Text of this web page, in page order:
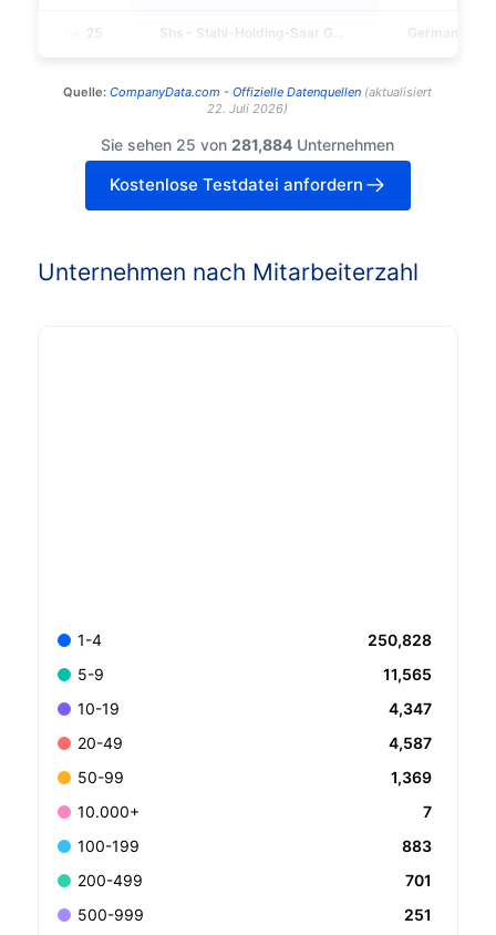
25 Germany
Quelle: CompanyData.com - Offizielle Datenquellen (aktualisiert
22. Juli 2026)
Sie sehen 25 von281,884 Unternehmen
Kostenlose Testdatei anfordern
Unternehmen nach Mitarbeiterzahl
1-4
250,828
5-9
11,565
10-19
4,347
20-49
4,587
50-99
1,369
10.000+
7
100-199
883
200-499
701
500-999
251